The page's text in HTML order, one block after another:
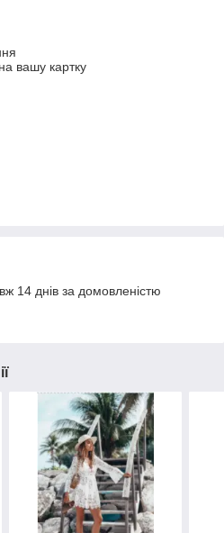
вашу картку
14 днів за домовленістю